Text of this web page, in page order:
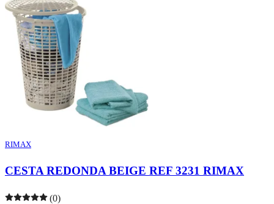
RIMAX
CESTA REDONDA BEIGE REF 3231 RIMAX
(0)